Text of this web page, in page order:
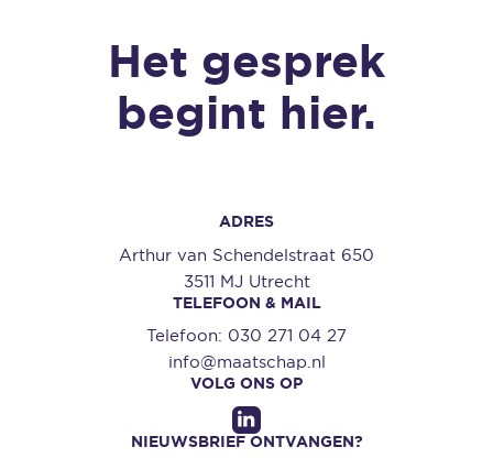
Het gesprek
begint hier.
ADRES
Arthur van Schendelstraat 650
3511 MJ Utrecht
TELEFOON & MAIL
Telefoon: 030 271 04 27
info@maatschap.nl
VOLG ONS OP
NIEUWSBRIEF ONTVANGEN?